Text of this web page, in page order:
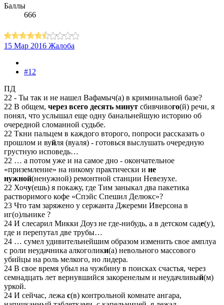
Баллы
666
15 Мар 2016 Жалоба
#12
ПД
22 - Ты так и не нашел Вафамыч(а) в криминальной базе?
22 В общем, через всего десять минут сбивчивого(й) речи, я
понял, что услышал еще одну банальнейшую историю об
очередной сломанной судьбе.
22 Ткни пальцем в каждого второго, попроси рассказать о
прошлом и вуйля (вуаля) - готовься выслушать очередную
грустную исповедь…
22 … а потом уже и на самое дно - окончательное
«приземление» на никому практически и не
нужной(ненужной) ремонтной станции Невезухе.
22 Хочу(ешь) я покажу, где Тим заныкал два пакетика
растворимого кофе «Спэйс Спешил Делюкс»?
23 Что там заряжено у сержанта Джереми Иверсона в
иг(о)льнике ?
24 И слесарил Микки Доуз не где-нибудь, а в детском саде(у),
где и перепутал две трубы…
24 … сумел удивительнейшим образом изменить свое амплуа
с роли неудачника алкоголики(а) невольного массового
убийцы на роль мелкого, но лидера.
24 В свое время убыл на чужбину в поисках счастья, через
семнадцать лет вернувшийся закоренелым и неудачливый(м)
уркой.
24 И сейчас, лежа с(в) контрольной комнате ангара,